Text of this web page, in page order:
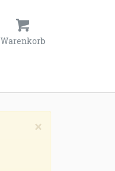
Warenkorb
×